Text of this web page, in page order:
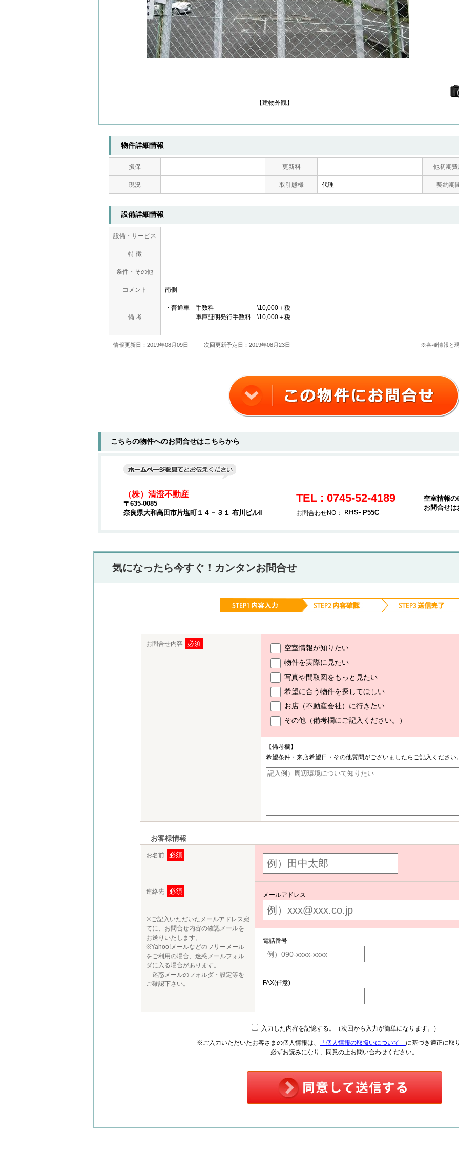
【建物外観】
物件詳細情報
損保 更新料 他初期費
現況 取引態様 代理 契約期
設備詳細情報
設備・サービス
特 徴
条件・その他
コメント 南側
備 考
・普通車 手数料 \10,000＋税
車庫証明発行手数料 \10,000＋税
情報更新日：2019年08月09日 次回更新予定日：2019年08月23日 ※各種情報と
こちらの物件へのお問合せはこちらから
（株）清澄不動産
〒635-0085
奈良県大和高田市片塩町１４－３１ 布川ビルⅡ
TEL : 0745-52-4189
お問合わせNO： P55C
空室情報
お問合せ
気になったら今すぐ！カンタンお問合せ
お問合せ内容 必須
空室情報が知りたい
物件を実際に見たい
写真や間取図をもっと見たい
希望に合う物件を探してほしい
お店（不動産会社）に行きたい
その他（備考欄にご記入ください。）
【備考欄】
希望条件・来店希望日・その他質問がございましたらご記入ください
お客様情報
お名前 必須
連絡先 必須
※ご記入いただいたメールアドレス宛
てに、お問合せ内容の確認メールを
お送りいたします。
※Yahoo!メールなどのフリーメール
をご利用の場合、迷惑メールフォル
ダに入る場合があります。
迷惑メールのフォルダ・設定等を
ご確認下さい。
メールアドレス
電話番号
FAX(任意)
入力した内容を記憶する。（次回から入力が簡単になります。）
※ご入力いただいたお客さまの個人情報は、
「個人情報の取扱いについて」 に基づき適正に取
必ずお読みになり、同意の上お問い合わせください。